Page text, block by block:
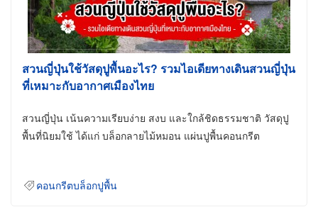
สวนญี่ปุ่นใช้วัสดุปูพื้นอะไร? รวมไอเดียทางเดินสวนญี่ปุ่น
ที่เหมาะกับอากาศเมืองไทย
สวนญี่ปุ่น เน้นความเรียบง่าย สงบ และใกล้ชิดธรรมชาติ วัสดุปู
พื้นที่นิยมใช้ ได้แก่ บล็อกลายไม้หมอน แผ่นปูพื้นคอนกรีต
คอนกรีตบล็อกปูพื้น